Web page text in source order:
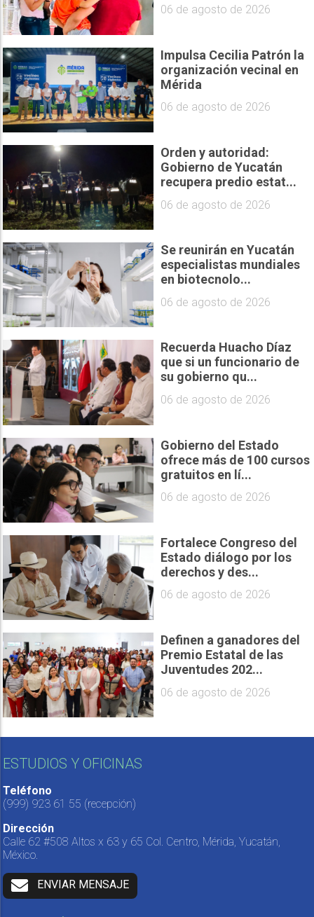
06 de agosto de 2026
Impulsa Cecilia Patrón la
organización vecinal en
Mérida
06 de agosto de 2026
Orden y autoridad:
Gobierno de Yucatán
recupera predio estat...
06 de agosto de 2026
Se reunirán en Yucatán
especialistas mundiales
en biotecnolo...
06 de agosto de 2026
Recuerda Huacho Díaz
que si un funcionario de
su gobierno qu...
06 de agosto de 2026
Gobierno del Estado
ofrece más de 100 cursos
gratuitos en lí...
06 de agosto de 2026
Fortalece Congreso del
Estado diálogo por los
derechos y des...
06 de agosto de 2026
Definen a ganadores del
Premio Estatal de las
Juventudes 202...
06 de agosto de 2026
ESTUDIOS Y OFICINAS
Teléfono
(999) 923 61 55 (recepción)
Dirección
Calle 62 #508 Altos x 63 y 65 Col. Centro, Mérida, Yucatán,
México.
ENVIAR MENSAJE